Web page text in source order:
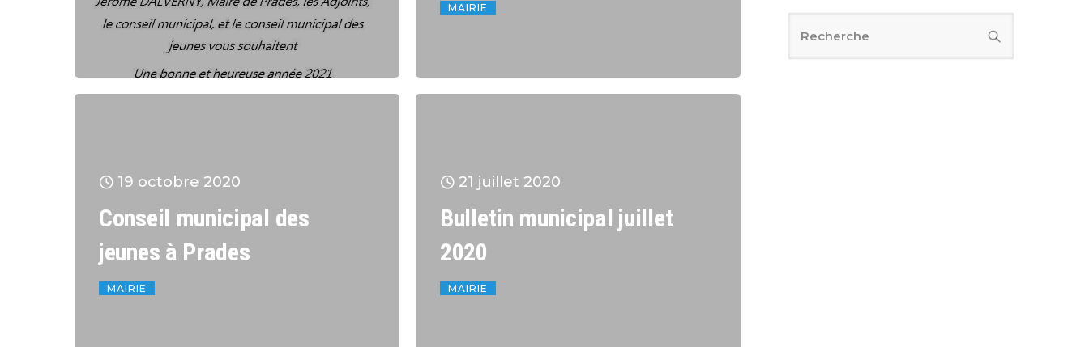
MAIRIE
19 octobre 2020
Conseil municipal des
jeunes à Prades
MAIRIE
21 juillet 2020
Bulletin municipal juillet
2020
MAIRIE